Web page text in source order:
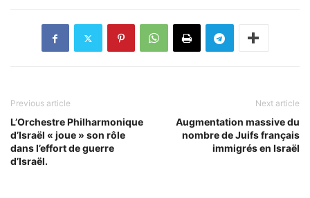
Previous article
L’Orchestre Philharmonique
d’Israël « joue » son rôle
dans l’effort de guerre
d’Israël.
Next article
Augmentation massive du
nombre de Juifs français
immigrés en Israël